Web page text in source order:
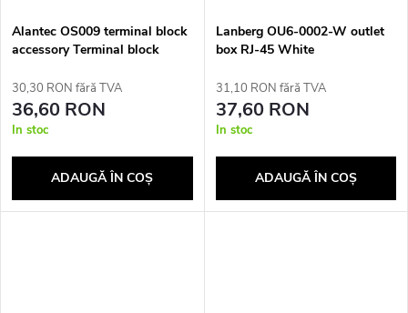
Alantec OS009 terminal block
accessory Terminal block
30,30 RON fără TVA
36,60 RON
In stoc
ADAUGĂ ÎN COŞ
Lanberg OU6-0002-W outlet
box RJ-45 White
31,10 RON fără TVA
37,60 RON
In stoc
ADAUGĂ ÎN COŞ